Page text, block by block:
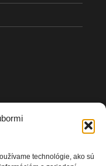
technológie, ako sú